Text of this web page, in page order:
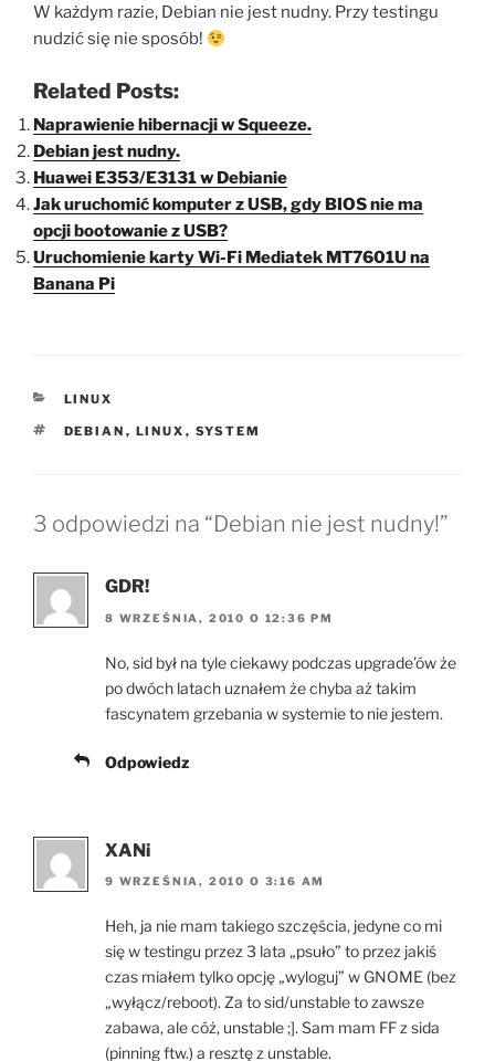
W każdym razie, Debian nie jest nudny. Przy testingu
nudzić się nie sposób!
Related Posts:
Naprawienie hibernacji w Squeeze.
Debian jest nudny.
Huawei E353/E3131 w Debianie
Jak uruchomić komputer z USB, gdy BIOS nie ma
opcji bootowanie z USB?
Uruchomienie karty Wi-Fi Mediatek MT7601U na
Banana Pi
KATEGORIE
LINUX
TAGI
DEBIAN , LINUX , SYSTEM
3 odpowiedzi na “Debian nie jest nudny!”
GDR!
8 WRZEŚNIA, 2010 O 12:36 PM
No, sid był na tyle ciekawy podczas upgrade’ów że
po dwóch latach uznałem że chyba aż takim
fascynatem grzebania w systemie to nie jestem.
Odpowiedz
XANi
9 WRZEŚNIA, 2010 O 3:16 AM
Heh, ja nie mam takiego szczęścia, jedyne co mi
się w testingu przez 3 lata „psuło” to przez jakiś
czas miałem tylko opcję „wyloguj” w GNOME (bez
„wyłącz/reboot). Za to sid/unstable to zawsze
zabawa, ale cóż, unstable ;]. Sam mam FF z sida
(pinning ftw.) a resztę z unstable.